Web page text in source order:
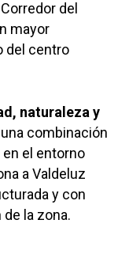
del
mayor
del centro
naturaleza y
combinación
el entorno
a Valdeluz
y con
la zona.